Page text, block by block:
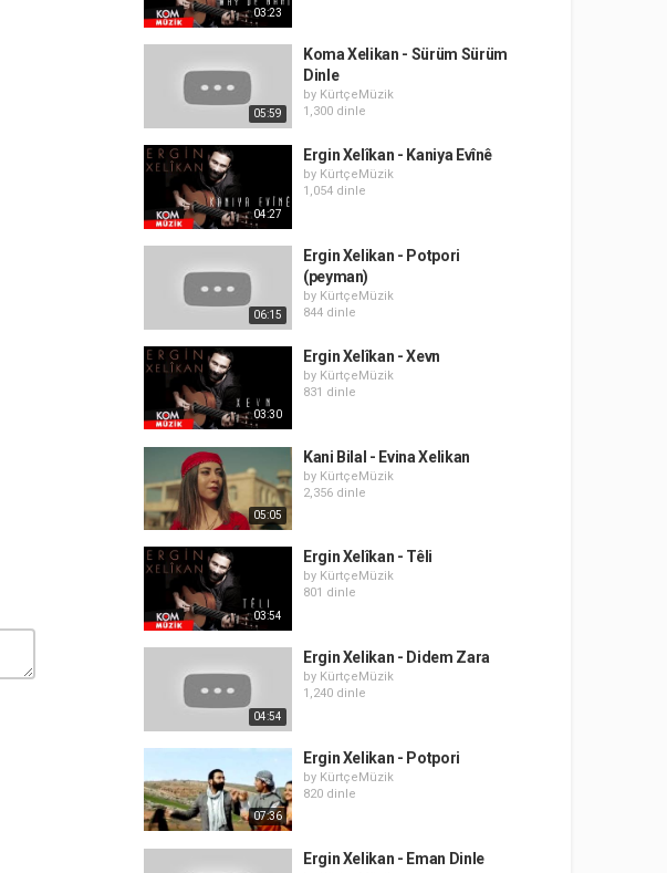
03:23
05:59
Koma Xelikan - Sürüm Sürüm
Dinle
by KürtçeMüzik
1,300 dinle
04:27
Ergin Xelîkan - Kaniya Evînê
by KürtçeMüzik
1,054 dinle
06:15
Ergin Xelikan - Potpori
(peyman)
by KürtçeMüzik
844 dinle
03:30
Ergin Xelîkan - Xevn
by KürtçeMüzik
831 dinle
05:05
Kani Bilal - Evina Xelikan
by KürtçeMüzik
2,356 dinle
03:54
Ergin Xelîkan - Têli
by KürtçeMüzik
801 dinle
04:54
Ergin Xelikan - Didem Zara
by KürtçeMüzik
1,240 dinle
07:36
Ergin Xelikan - Potpori
by KürtçeMüzik
820 dinle
Ergin Xelikan - Eman Dinle